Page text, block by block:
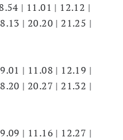
| 11.01 | 12.12 |
| 20.20 | 21.25 |
| 11.08 | 12.19 |
| 20.27 | 21.32 |
| 11.16 | 12.27 |